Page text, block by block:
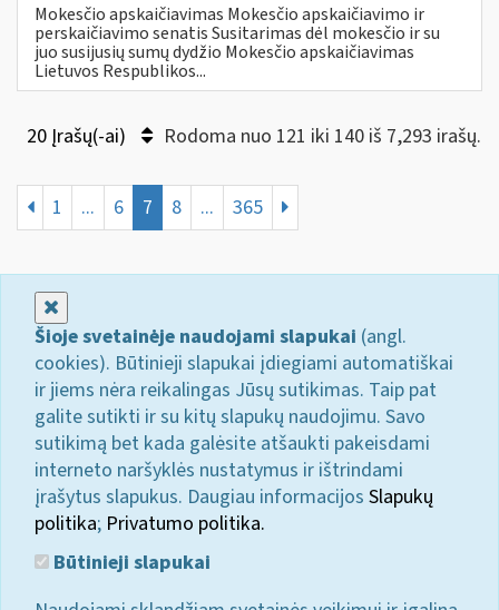
Mokesčio apskaičiavimas Mokesčio apskaičiavimo ir
perskaičiavimo senatis Susitarimas dėl mokesčio ir su
juo susijusių sumų dydžio Mokesčio apskaičiavimas
Lietuvos Respublikos...
20 Įrašų(-ai) Rodoma nuo 121 iki 140 iš 7,293 irašų.
1 ... 6 7 8 ... 365
Šioje svetainėje naudojami slapukai (angl.
cookies). Būtinieji slapukai įdiegiami automatiškai
ir jiems nėra reikalingas Jūsų sutikimas. Taip pat
galite sutikti ir su kitų slapukų naudojimu. Savo
sutikimą bet kada galėsite atšaukti pakeisdami
interneto naršyklės nustatymus ir ištrindami
įrašytus slapukus. Daugiau informacijos Slapukų
politika; Privatumo politika.
Būtinieji slapukai